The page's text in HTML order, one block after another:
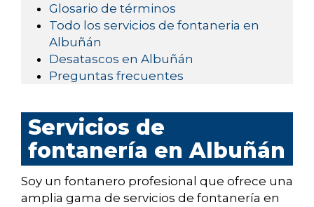
Glosario de términos
Todo los servicios de fontaneria en
Albuñán
Desatascos en Albuñán
Preguntas frecuentes
Servicios de
fontanería en Albuñán
Soy un fontanero profesional que ofrece una
amplia gama de servicios de fontanería en